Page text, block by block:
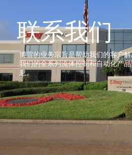
联系我们
博雷的业务宗旨是帮助我们的客户解
我们的全系列流体控制和自动化产
息。